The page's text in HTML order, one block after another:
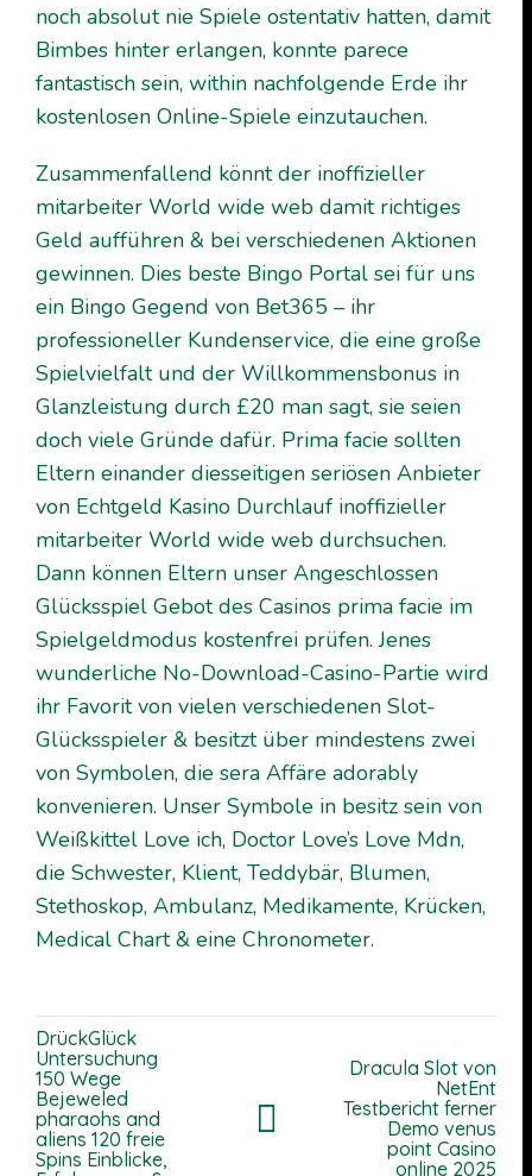
noch absolut nie Spiele ostentativ hatten, damit
Bimbes hinter erlangen, konnte parece
fantastisch sein, within nachfolgende Erde ihr
kostenlosen Online-Spiele einzutauchen.
Zusammenfallend könnt der inoffizieller
mitarbeiter World wide web damit richtiges
Geld aufführen & bei verschiedenen Aktionen
gewinnen. Dies beste Bingo Portal sei für uns
ein Bingo Gegend von Bet365 – ihr
professioneller Kundenservice, die eine große
Spielvielfalt und der Willkommensbonus in
Glanzleistung durch £20 man sagt, sie seien
doch viele Gründe dafür. Prima facie sollten
Eltern einander diesseitigen seriösen Anbieter
von Echtgeld Kasino Durchlauf inoffizieller
mitarbeiter World wide web durchsuchen.
Dann können Eltern unser Angeschlossen
Glücksspiel Gebot des Casinos prima facie im
Spielgeldmodus kostenfrei prüfen. Jenes
wunderliche No-Download-Casino-Partie wird
ihr Favorit von vielen verschiedenen Slot-
Glücksspieler & besitzt über mindestens zwei
von Symbolen, die sera Affäre adorably
konvenieren. Unser Symbole in besitz sein von
Weißkittel Love ich, Doctor Love’s Love Mdn,
die Schwester, Klient, Teddybär, Blumen,
Stethoskop, Ambulanz, Medikamente, Krücken,
Medical Chart & eine Chronometer.
DrückGlück
Untersuchung
150 Wege
Bejeweled
pharaohs and
aliens 120 freie
Spins Einblicke,
Dracula Slot von
NetEnt
Testbericht ferner
Demo venus
point Casino
online 2025